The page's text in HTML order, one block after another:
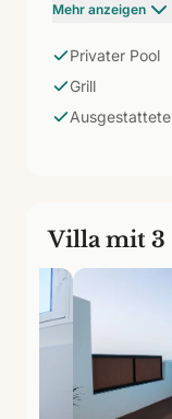
diejenigen,
Pool oder
Mehr anzeigen
Privater Pool
Grill
Villa mit 3